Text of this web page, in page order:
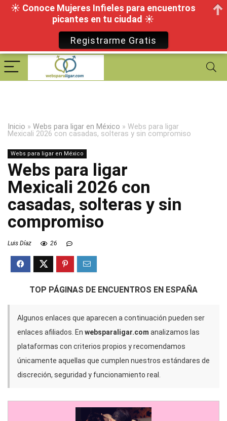
Inicio » Webs para ligar en México » Webs para ligar
Mexicali 2026 con casadas, solteras y sin compromiso
Webs para ligar en México
Webs para ligar
Mexicali 2026 con
casadas, solteras y sin
compromiso
Luis Díaz 26
TOP PÁGINAS DE ENCUENTROS EN ESPAÑA
Algunos enlaces que aparecen a continuación pueden ser
enlaces afiliados. En websparaligar.com analizamos las
plataformas con criterios propios y recomendamos
únicamente aquellas que cumplen nuestros estándares de
discreción, seguridad y funcionamiento real.
☀ Conoce Mujeres Infieles para encuentros
picantes en tu ciudad ☀
Registrarme Gratis